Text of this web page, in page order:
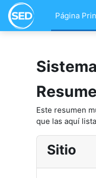
Salta al contenido principal
Página
Este resumen
que las aquí
Sitio